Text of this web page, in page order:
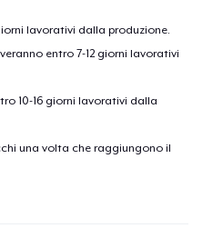
lavorativi dalla produzione.
entro 7-12 giorni lavorativi
10-16 giorni lavorativi dalla
una volta che raggiungono il